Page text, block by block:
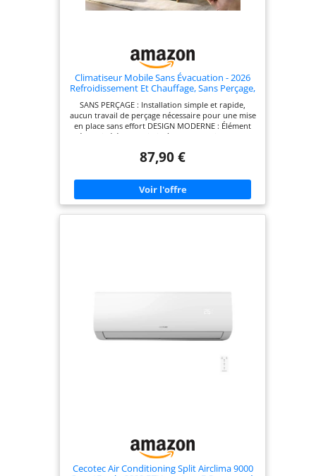
Climatiseur Mobile Sans Évacuation - 2026
Refroidissement Et Chauffage, Sans Perçage,
Énergétique a
SANS PERÇAGE : Installation simple et rapide,
aucun travail de perçage nécessaire pour une mise
en place sans effort DESIGN MODERNE : Élément
décoratif élégant qui s'intègre harmonieusement
CIRCULATION D'AIR OPTIMISÉE : Favorise une
température agréable dans la pièce COMPACT ET
PEU ENCOMBRANT : Format portable et léger,
facile à déplacer d'une pièce à l'autre selon vos
besoins REFROIDISSEMENT ET CHAUFFAGE :
87,90 €
Cecotec Air Conditioning Split Airclima 9000